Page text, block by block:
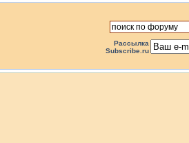
Рассылка
Subscribe.ru